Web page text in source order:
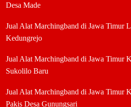
Desa Made
Jual Alat Marchingband di Jawa Timur
Kedungrejo
Jual Alat Marchingband di Jawa Timur
Sukolilo Baru
Jual Alat Marchingband di Jawa Timur
Pakis Desa Gunungsari